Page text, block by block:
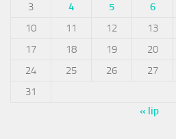
3
4 5 6
10
11 12 13
17
18 19 20
24
25 26 27
31
« lip